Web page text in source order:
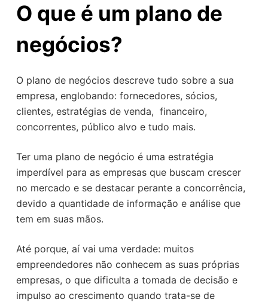
O que é um plano de
negócios?
O plano de negócios descreve tudo sobre a sua
empresa, englobando: fornecedores, sócios,
clientes, estratégias de venda, financeiro,
concorrentes, público alvo e tudo mais.
Ter uma plano de negócio é uma estratégia
imperdível para as empresas que buscam crescer
no mercado e se destacar perante a concorrência,
devido a quantidade de informação e análise que
tem em suas mãos.
Até porque, aí vai uma verdade: muitos
empreendedores não conhecem as suas próprias
empresas, o que dificulta a tomada de decisão e
impulso ao crescimento quando trata-se de